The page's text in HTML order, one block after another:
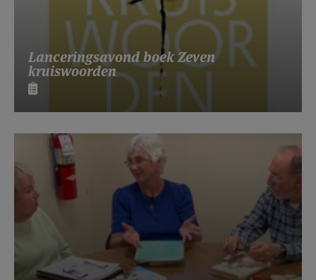
Lanceringsavond boek Zeven
kruiswoorden